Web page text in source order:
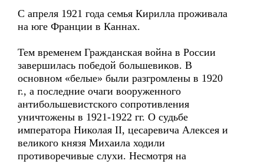
С апреля 1921 года семья Кирилла проживала
на юге Франции в Каннах.
Тем временем Гражданская война в России
завершилась победой большевиков. В
основном «белые» были разгромлены в 1920
г., а последние очаги вооруженного
антибольшевистского сопротивления
уничтожены в 1921-1922 гг. О судьбе
императора Николая II, цесаревича Алексея и
великого князя Михаила ходили
противоречивые слухи. Несмотря на